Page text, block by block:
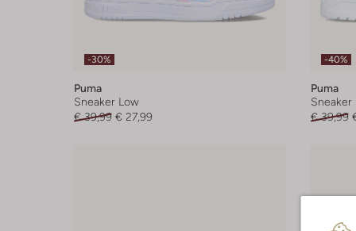
-30%
Puma
Sneaker Low
€ 39,99 € 27,99
-40%
Puma
Sneaker
€ 39,99